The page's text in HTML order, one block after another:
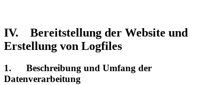
IV. Bereitstellung der Website und
Erstellung von Logfiles
1. Beschreibung und Umfang der
Datenverarbeitung